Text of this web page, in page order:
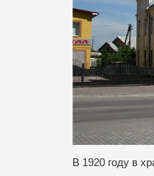
В 1920 году в